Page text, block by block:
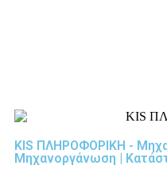
KIS ΠΛΗΡΟΦΟΡΙΚΗ -
Μηχανοργάνωση |